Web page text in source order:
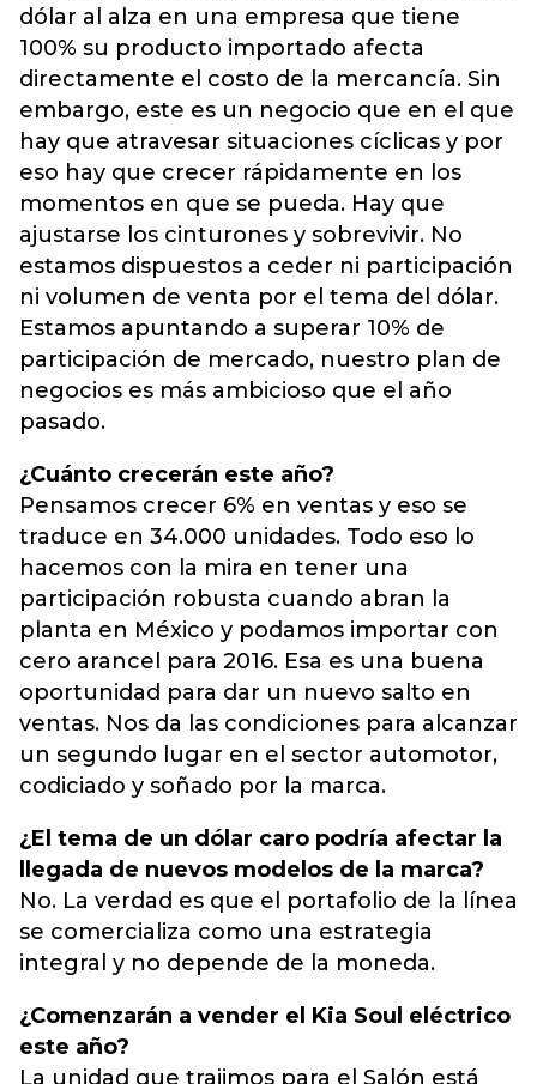
dólar al alza en una empresa que tiene
100% su producto importado afecta
directamente el costo de la mercancía. Sin
embargo, este es un negocio que en el que
hay que atravesar situaciones cíclicas y por
eso hay que crecer rápidamente en los
momentos en que se pueda. Hay que
ajustarse los cinturones y sobrevivir. No
estamos dispuestos a ceder ni participación
ni volumen de venta por el tema del dólar.
Estamos apuntando a superar 10% de
participación de mercado, nuestro plan de
negocios es más ambicioso que el año
pasado.
¿Cuánto crecerán este año?
Pensamos crecer 6% en ventas y eso se
traduce en 34.000 unidades. Todo eso lo
hacemos con la mira en tener una
participación robusta cuando abran la
planta en México y podamos importar con
cero arancel para 2016. Esa es una buena
oportunidad para dar un nuevo salto en
ventas. Nos da las condiciones para alcanzar
un segundo lugar en el sector automotor,
codiciado y soñado por la marca.
¿El tema de un dólar caro podría afectar la
llegada de nuevos modelos de la marca?
No. La verdad es que el portafolio de la línea
se comercializa como una estrategia
integral y no depende de la moneda.
¿Comenzarán a vender el Kia Soul eléctrico
este año?
La unidad que trajimos para el Salón está